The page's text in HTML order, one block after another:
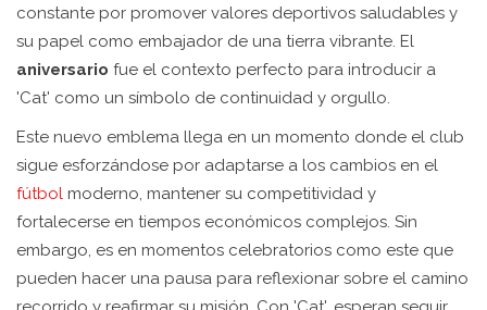
constante por promover valores deportivos saludables y
su papel como embajador de una tierra vibrante. El
aniversario fue el contexto perfecto para introducir a
'Cat' como un símbolo de continuidad y orgullo.
Este nuevo emblema llega en un momento donde el club
sigue esforzándose por adaptarse a los cambios en el
fútbol moderno, mantener su competitividad y
fortalecerse en tiempos económicos complejos. Sin
embargo, es en momentos celebratorios como este que
pueden hacer una pausa para reflexionar sobre el camino